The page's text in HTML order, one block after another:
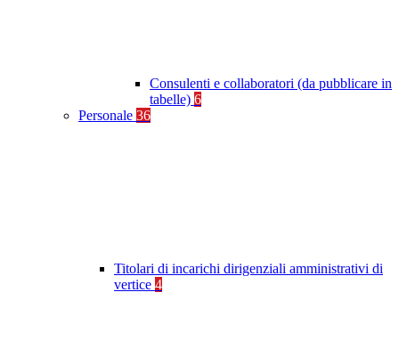
Consulenti e collaboratori (da pubblicare in
tabelle) 6
Personale 36
Titolari di incarichi dirigenziali amministrativi di
vertice 4